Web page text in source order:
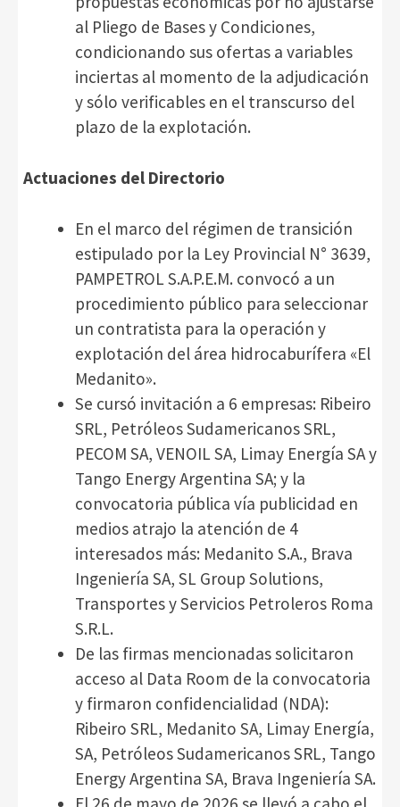
al Pliego de Bases y Condiciones,
condicionando sus ofertas a variables
inciertas al momento de la adjudicación
y sólo verificables en el transcurso del
plazo de la explotación.
Actuaciones del Directorio
En el marco del régimen de transición
estipulado por la Ley Provincial N° 3639,
PAMPETROL S.A.P.E.M. convocó a un
procedimiento público para seleccionar
un contratista para la operación y
explotación del área hidrocaburífera «El
Medanito».
Se cursó invitación a 6 empresas: Ribeiro
SRL, Petróleos Sudamericanos SRL,
PECOM SA, VENOIL SA, Limay Energía SA y
Tango Energy Argentina SA; y la
convocatoria pública vía publicidad en
medios atrajo la atención de 4
interesados más: Medanito S.A., Brava
Ingeniería SA, SL Group Solutions,
Transportes y Servicios Petroleros Roma
S.R.L.
De las firmas mencionadas solicitaron
acceso al Data Room de la convocatoria
y firmaron confidencialidad (NDA):
Ribeiro SRL, Medanito SA, Limay Energía,
SA, Petróleos Sudamericanos SRL, Tango
Energy Argentina SA, Brava Ingeniería SA.